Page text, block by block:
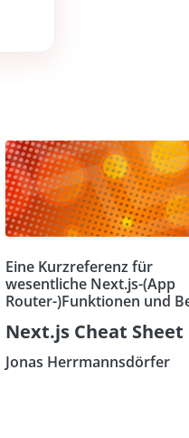
Eine Kurzreferenz für
wesentliche Next.js-(App
Router-)Funktionen und
Next.js Cheat Sheet
Jonas Herrmannsdörfer